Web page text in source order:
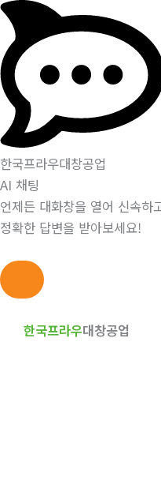
한국프라우대창공업
AI 채팅
언제든 대화창을 열어 신속하
정확한 답변을 받아보세요!
한국프라우대창공업